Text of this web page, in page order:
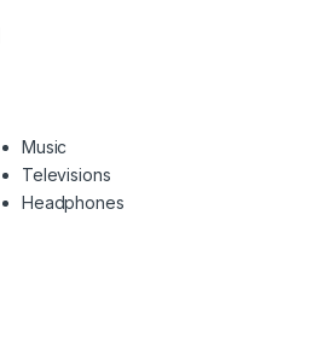
Music
Televisions
Headphones